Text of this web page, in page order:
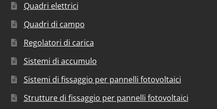
Quadri elettrici
Quadri di campo
Regolatori di carica
Sistemi di accumulo
Sistemi di fissaggio per pannelli fotovoltaici
Strutture di fissaggio per pannelli fotovoltaici